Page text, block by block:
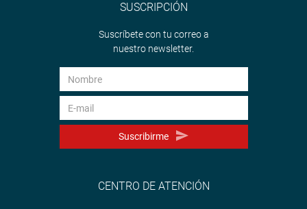
SUSCRIPCIÓN
Suscríbete con tu correo a
nuestro newsletter.
Suscribirme
CENTRO DE ATENCIÓN